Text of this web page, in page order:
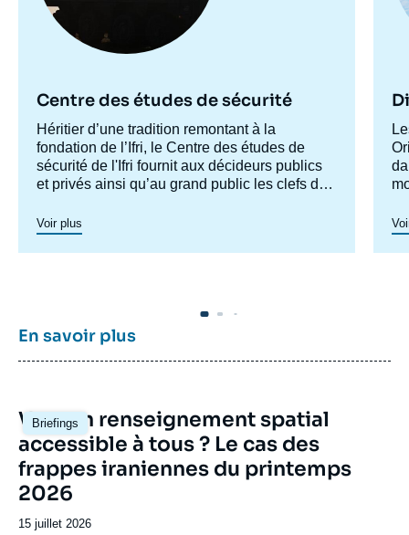
Centre des études de sécurité
Accroche
centre
Héritier d’une tradition remontant à la
fondation de l’Ifri, le Centre des études de
sécurité de l'Ifri fournit aux décideurs publics
et privés ainsi qu’au grand public les clefs de
modes de conflictualité contemporains et à
venir. Par son positionnement à la jointure du
politique et de l’opérationnel, la crédibilité de
le Centre des études de sécurité constitue
dans le paysage français des
pôle unique de recherche et d’influence sur le
débat de défense national et international.
Voir plus
En savoir plus
Briefings
Image
principale
Vers un renseignement spatial
accessible à tous ? Le cas des
frappes iraniennes du printemps
2026
Date
15 juillet 2026